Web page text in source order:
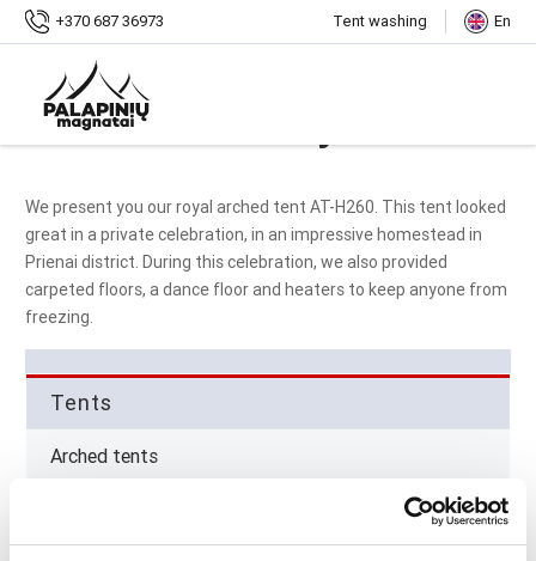
+370 687 36973 Tent washing En
Private celebration in a beautiful homestead 2019
We present you our royal arched tent AT-H260. This tent looked
great in a private celebration, in an impressive homestead in
Prienai district. During this celebration, we also provided
carpeted floors, a dance floor and heaters to keep anyone from
freezing.
tents
arched tents